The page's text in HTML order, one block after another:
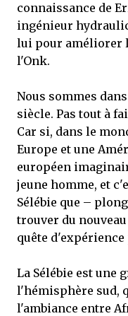
connaissance de
ingénieur
lui pour améliorer
l'Onk.
Nous sommes
siècle. Pas tout à
Car si, dans le
Europe et une
européen
jeune homme, et
Sélébie que –
trouver du
quête
La Sélébie est une
l'hémisphère sud,
l'ambiance entre